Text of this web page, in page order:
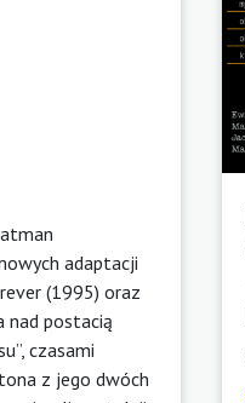
adaptacji
(1995) oraz
nad postacią
czasami
z jego dwóch